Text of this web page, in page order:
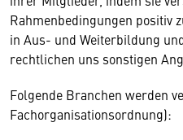
Rahmenbedingungen positiv
in Aus- und Weiterbildung
rechtlichen uns sonstigen
Folgende Branchen werden
Fachorganisationsordnung):